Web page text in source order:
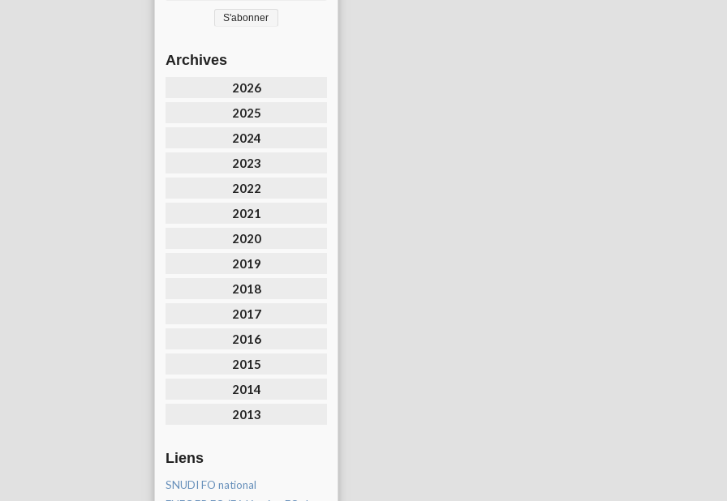
Archives
2026
2025
2024
2023
2022
2021
2020
2019
2018
2017
2016
2015
2014
2013
Liens
SNUDI FO national